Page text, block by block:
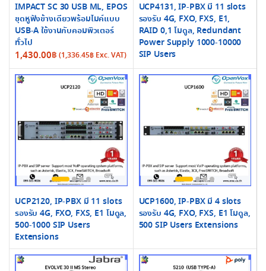
IMPACT SC 30 USB ML, EPOS
ชุดหูฟังข้างเดียวพร้อมไมค์แบบ
USB-A ใช้งานกับคอมพิวเตอร์
ทั่วไป
1,430.00฿ (1,336.45฿ Exc. VAT)
UCP4131, IP-PBX มี 11 slots
รองรับ 4G, FXO, FXS, E1,
RAID 0,1 โมดูล, Redundant
Power Supply 1000-10000
SIP Users
UCP2120, IP-PBX มี 11 slots
รองรับ 4G, FXO, FXS, E1 โมดูล,
500-1000 SIP Users
Extensions
UCP1600, IP-PBX มี 4 slots
รองรับ 4G, FXO, FXS, E1 โมดูล,
500 SIP Users Extensions